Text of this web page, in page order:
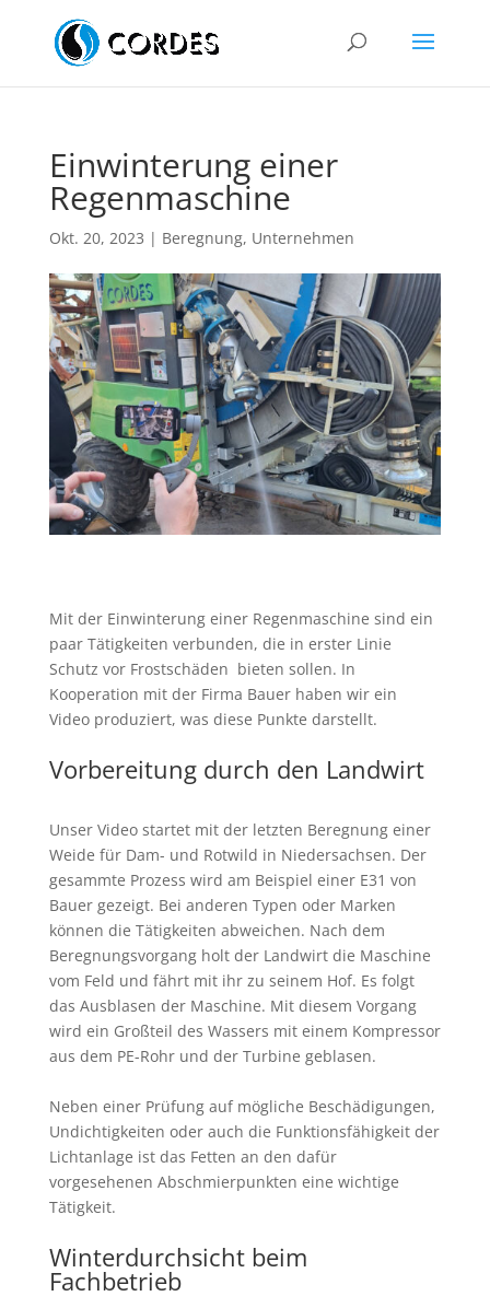
Einwinterung einer
Regenmaschine
Okt. 20, 2023 | Beregnung, Unternehmen
Mit der Einwinterung einer Regenmaschine sind ein
paar Tätigkeiten verbunden, die in erster Linie
Schutz vor Frostschäden bieten sollen. In
Kooperation mit der Firma Bauer haben wir ein
Video produziert, was diese Punkte darstellt.
Vorbereitung durch den Landwirt
Unser Video startet mit der letzten Beregnung einer
Weide für Dam- und Rotwild in Niedersachsen. Der
gesammte Prozess wird am Beispiel einer E31 von
Bauer gezeigt. Bei anderen Typen oder Marken
können die Tätigkeiten abweichen. Nach dem
Beregnungsvorgang holt der Landwirt die Maschine
vom Feld und fährt mit ihr zu seinem Hof. Es folgt
das Ausblasen der Maschine. Mit diesem Vorgang
wird ein Großteil des Wassers mit einem Kompressor
aus dem PE-Rohr und der Turbine geblasen.
Neben einer Prüfung auf mögliche Beschädigungen,
Undichtigkeiten oder auch die Funktionsfähigkeit der
Lichtanlage ist das Fetten an den dafür
vorgesehenen Abschmierpunkten eine wichtige
Tätigkeit.
Winterdurchsicht beim
Fachbetrieb